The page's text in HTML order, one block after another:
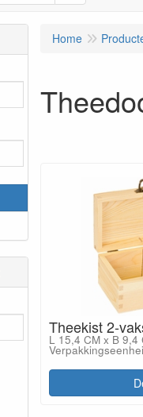
Home
Theekist 2-
L 15,4 CM x B 9,4